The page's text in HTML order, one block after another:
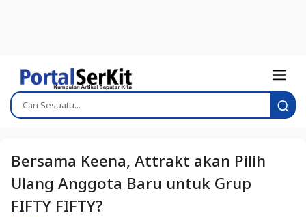
Bersama Keena, Attrakt akan Pilih
Ulang Anggota Baru untuk Grup
FIFTY FIFTY?